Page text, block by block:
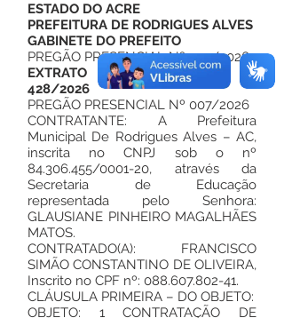
ESTADO DO ACRE
PREFEITURA DE RODRIGUES ALVES
GABINETE DO PREFEITO
PREGÃO PRESENCIAL Nº 007/2026
EXTRATO DO CONTRATO Nº
428/2026
PREGÃO PRESENCIAL Nº 007/2026
CONTRATANTE: A Prefeitura
Municipal De Rodrigues Alves – AC,
inscrita no CNPJ sob o nº
84.306.455/0001-20, através da
Secretaria de Educação
representada pelo Senhora:
GLAUSIANE PINHEIRO MAGALHÃES
MATOS.
CONTRATADO(A): FRANCISCO
SIMÃO CONSTANTINO DE OLIVEIRA,
Inscrito no CPF nº: 088.607.802-41.
CLÁUSULA PRIMEIRA – DO OBJETO:
OBJETO: 1 CONTRATAÇÃO DE